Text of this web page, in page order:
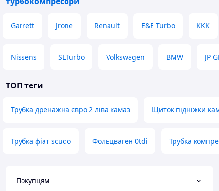
Garrett Jrone Renault E&E Turbo KKK
Nissens SLTurbo Volkswagen BMW JP
ТОП теги
Трубка дренажна євро 2 ліва камаз Щиток підніжки
Трубка фіат scudo Фольцваген 0tdi Трубка
Покупцям